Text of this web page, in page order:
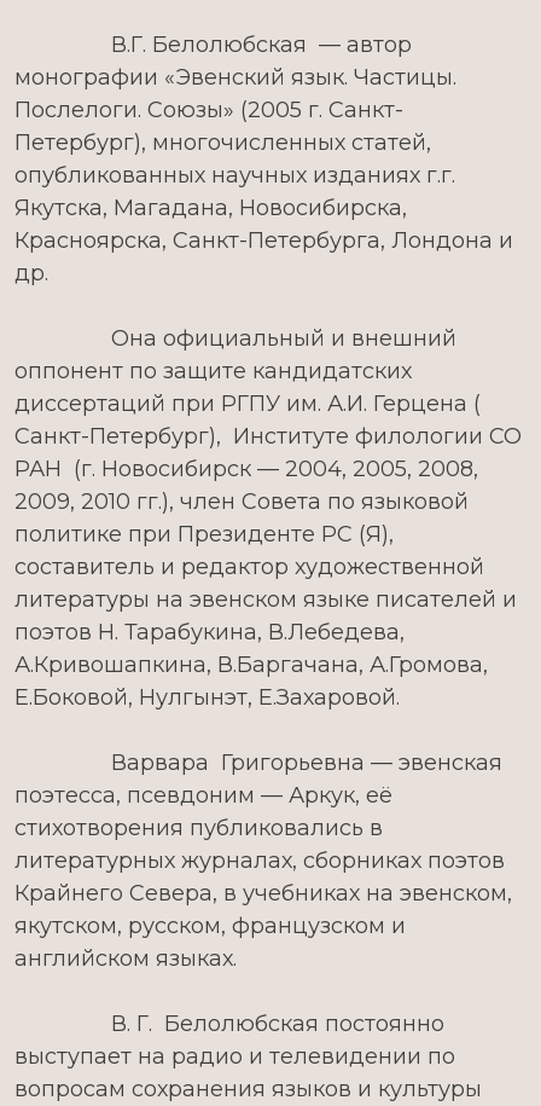
В.Г. Белолюбская — автор
монографии «Эвенский язык. Частицы.
Послелоги. Союзы» (2005 г. Санкт-
Петербург), многочисленных статей,
опубликованных научных изданиях г.г.
Якутска, Магадана, Новосибирска,
Красноярска, Санкт-Петербурга, Лондона и
др.
Она официальный и внешний
оппонент по защите кандидатских
диссертаций при РГПУ им. А.И. Герцена (
Санкт-Петербург), Институте филологии СО
РАН (г. Новосибирск — 2004, 2005, 2008,
2009, 2010 гг.), член Совета по языковой
политике при Президенте РС (Я),
составитель и редактор художественной
литературы на эвенском языке писателей и
поэтов Н. Тарабукина, В.Лебедева,
А.Кривошапкина, В.Баргачана, А.Громова,
Е.Боковой, Нулгынэт, Е.Захаровой.
Варвара Григорьевна — эвенская
поэтесса, псевдоним — Аркук, её
стихотворения публиковались в
литературных журналах, сборниках поэтов
Крайнего Севера, в учебниках на эвенском,
якутском, русском, французском и
английском языках.
В. Г. Белолюбская постоянно
выступает на радио и телевидении по
вопросам сохранения языков и культуры